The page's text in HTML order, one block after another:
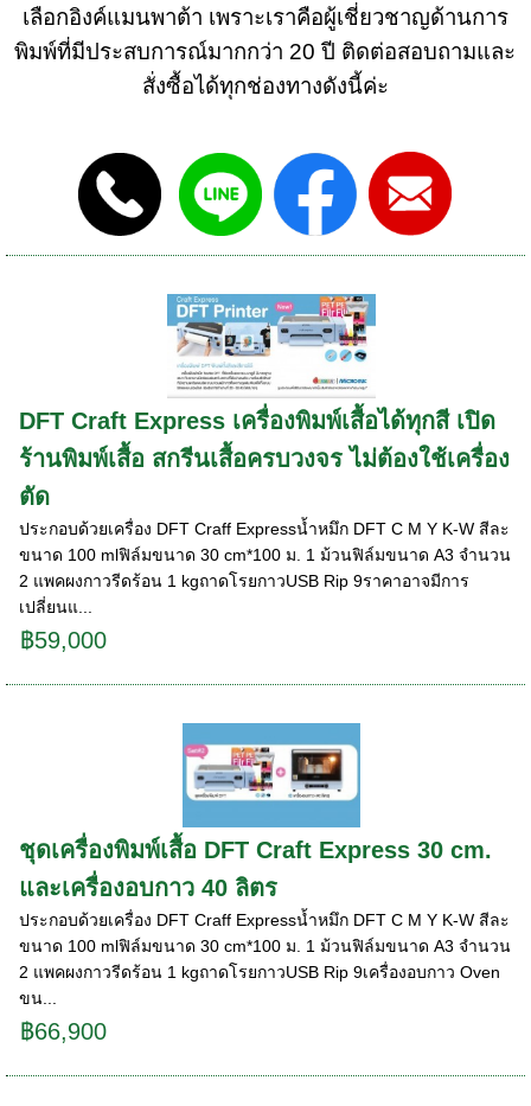
เลือกอิงค์แมนพาต้า เพราะเราคือผู้เชี่ยวชาญด้านการ
พิมพ์ที่มีประสบการณ์มากกว่า 20 ปี ติดต่อสอบถามและ
สั่งซื้อได้ทุกช่องทางดังนี้ค่ะ
DFT Craft Express เครื่องพิมพ์เสื้อได้ทุกสี เปิด
ร้านพิมพ์เสื้อ สกรีนเสื้อครบวงจร ไม่ต้องใช้เครื่อง
ตัด
ประกอบด้วยเครื่อง DFT Craff Expressน้ำหมึก DFT C M Y K-W สีละ
ขนาด 100 mlฟิล์มขนาด 30 cm*100 ม. 1 ม้วนฟิล์มขนาด A3 จำนวน
2 แพคผงกาวรีดร้อน 1 kgถาดโรยกาวUSB Rip 9ราคาอาจมีการ
เปลี่ยนแ...
฿59,000
ชุดเครื่องพิมพ์เสื้อ DFT Craft Express 30 cm.
และเครื่องอบกาว 40 ลิตร
ประกอบด้วยเครื่อง DFT Craff Expressน้ำหมึก DFT C M Y K-W สีละ
ขนาด 100 mlฟิล์มขนาด 30 cm*100 ม. 1 ม้วนฟิล์มขนาด A3 จำนวน
2 แพคผงกาวรีดร้อน 1 kgถาดโรยกาวUSB Rip 9เครื่องอบกาว Oven
ขน...
฿66,900